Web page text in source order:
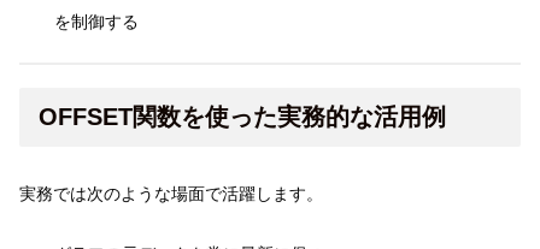
を制御する
OFFSET関数を使った実務的な活用例
実務では次のような場面で活躍します。